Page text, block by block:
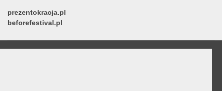
prezentokracja.pl
beforefestival.pl